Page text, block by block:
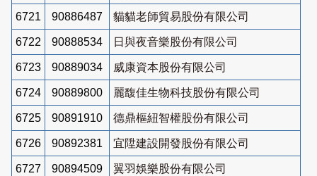
6721 90886487 貓貓老師貿易股份有限公司
6722 90888534 日與夜音樂股份有限公司
6723 90889034 威康資本股份有限公司
6724 90889800 麗馥佳生物科技股份有限公司
6725 90891910 德鼎樞紐智權股份有限公司
6726 90892381 宜陞建設開發股份有限公司
6727 90894509 翼羽娛樂股份有限公司